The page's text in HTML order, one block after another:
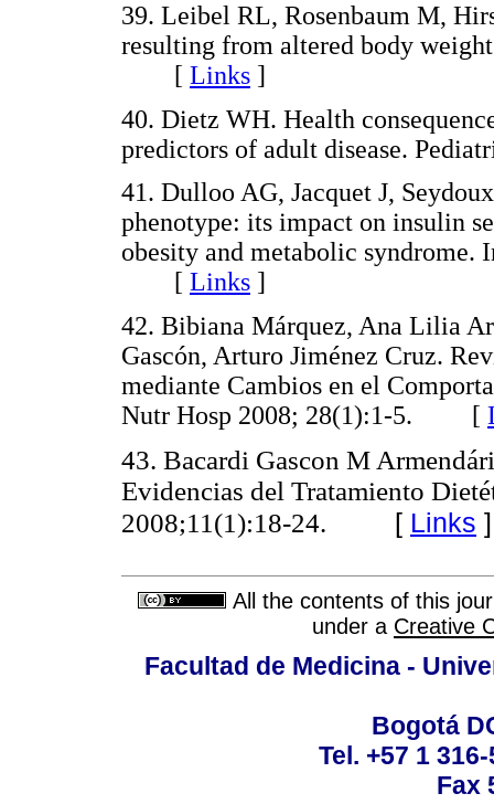
39. Leibel RL, Rosenbaum M,
resulting from altered body
[ Links ]
40. Dietz WH. Health
predictors of adult disease.
41. Dulloo AG, Jacquet J,
phenotype: its impact on insulin
obesity and metabolic syndrome.
[ Links ]
42. Bibiana Márquez, Ana Lilia
Gascón, Arturo Jiménez Cruz.
mediante Cambios en el
Nutr Hosp 2008; 28(1):1-5. [
43. Bacardi Gascon M
Evidencias del Tratamiento
2008;11(1):18-24.
[ Links ]
All the contents of this
under a Creative
Facultad de Medicina -
Bogotá
Tel. +57 1
Fax